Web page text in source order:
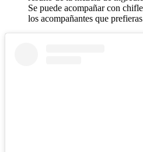
Se puede acompañar con
los acompañantes que